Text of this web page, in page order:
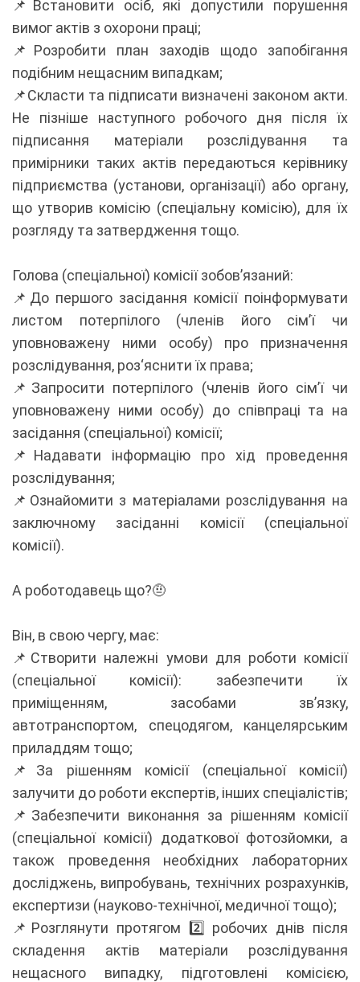
📌Встановити осіб, які допустили порушення
вимог актів з охорони праці;
📌Розробити план заходів щодо запобігання
подібним нещасним випадкам;
📌Скласти та підписати визначені законом акти.
Не пізніше наступного робочого дня після їх
підписання матеріали розслідування та
примірники таких актів передаються керівнику
підприємства (установи, організації) або органу,
що утворив комісію (спеціальну комісію), для їх
розгляду та затвердження тощо.
Голова (спеціальної) комісії зобов’язаний:
📌До першого засідання комісії поінформувати
листом потерпілого (членів його сім’ї чи
уповноважену ними особу) про призначення
розслідування, роз‘яснити їх права;
📌Запросити потерпілого (членів його сім’ї чи
уповноважену ними особу) до співпраці та на
засідання (спеціальної) комісії;
📌Надавати інформацію про хід проведення
розслідування;
📌Ознайомити з матеріалами розслідування на
заключному засіданні комісії (спеціальної
комісії).
А роботодавець що?🤨
Він, в свою чергу, має:
📌Створити належні умови для роботи комісії
(спеціальної комісії): забезпечити їх
приміщенням, засобами зв’язку,
автотранспортом, спецодягом, канцелярським
приладдям тощо;
📌За рішенням комісії (спеціальної комісії)
залучити до роботи експертів, інших спеціалістів;
📌Забезпечити виконання за рішенням комісії
(спеціальної комісії) додаткової фотозйомки, а
також проведення необхідних лабораторних
досліджень, випробувань, технічних розрахунків,
експертизи (науково-технічної, медичної тощо);
📌Розглянути протягом 2️⃣ робочих днів після
складення актів матеріали розслідування
нещасного випадку, підготовлені комісією,